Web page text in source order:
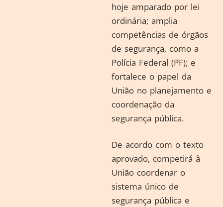
hoje amparado por lei
ordinária; amplia
competências de órgãos
de segurança, como a
Polícia Federal (PF); e
fortalece o papel da
União no planejamento e
coordenação da
segurança pública.
De acordo com o texto
aprovado, competirá à
União coordenar o
sistema único de
segurança pública e